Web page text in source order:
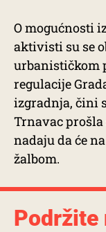
O mogućnosti
aktivisti su se
urbanističkom
regulacije
izgradnja, čini
Trnavac prošla
nadaju da će
žalbom.
Podržite